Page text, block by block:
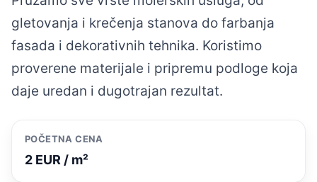
gletovanja i krečenja stanova do farbanja
fasada i dekorativnih tehnika. Koristimo
proverene materijale i pripremu podloge koja
daje uredan i dugotrajan rezultat.
POČETNA CENA
2 EUR / m²